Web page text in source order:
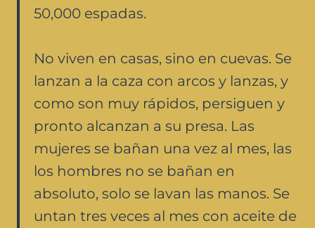
50,000 espadas.
No viven en casas, sino en cuevas. Se
lanzan a la caza con arcos y lanzas, y
como son muy rápidos, persiguen y
pronto alcanzan a su presa. Las
mujeres se bañan una vez al mes, las
los hombres no se bañan en
absoluto, solo se lavan las manos. Se
untan tres veces al mes con aceite de